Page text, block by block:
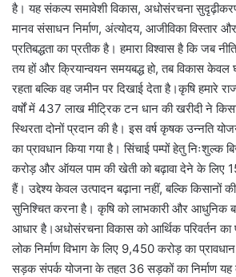
है। यह संकल्प समावेशी विकास, अधोसंरचना
मानव संसाधन निर्माण, अंत्योदय, आजीविका विस्तार
प्रतिबद्धता का प्रतीक है। हमारा विश्वास है कि जब
तय हों और क्रियान्वयन समयबद्ध हो, तब विकास केवल
रहता बल्कि वह जमीन पर दिखाई देता है।कृषि हमारे
वर्षों में 437 लाख मीट्रिक टन धान की खरीदी ने
स्थिरता दोनों प्रदान की है। इस वर्ष कृषक उन्नति
का प्रावधान किया गया है। सिंचाई पम्पों हेतु
करोड़ और ऑयल पाम की खेती को बढ़ावा देने के लिए
हैं। उद्देश्य केवल उत्पादन बढ़ाना नहीं, बल्कि किसानों
सुनिश्चित करना है। कृषि को लाभकारी और आधुनिक
आधार है।अधोसंरचना विकास को आर्थिक परिवर्तन
लोक निर्माण विभाग के लिए 9,450 करोड़ का
सड़क संपर्क योजना के तहत 36 सड़कों का निर्माण यह